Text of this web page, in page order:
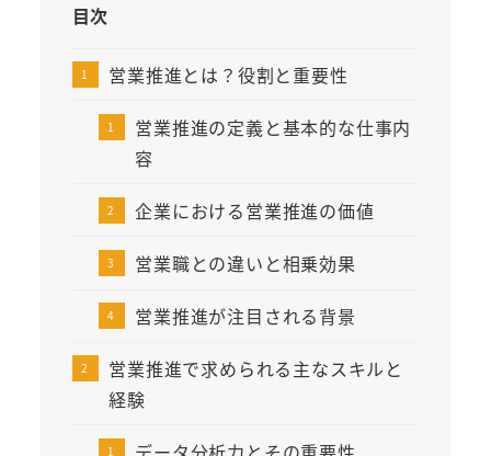
目次
営業推進とは？役割と重要性
営業推進の定義と基本的な仕事内
容
企業における営業推進の価値
営業職との違いと相乗効果
営業推進が注目される背景
営業推進で求められる主なスキルと
経験